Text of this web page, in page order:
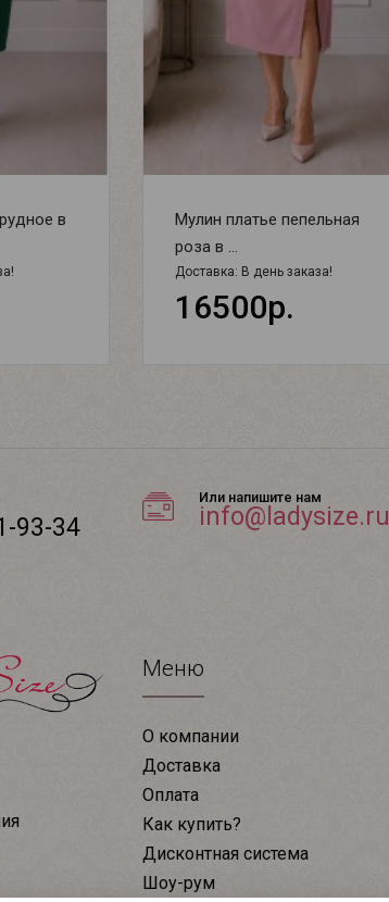
в
Мулин платье пепельная
роза в ...
Доставка: В день заказа!
16500р.
93-34
Или напишите нам
info@ladysize.ru
Меню
О компании
Доставка
Оплата
Как купить?
Дисконтная система
Шоу-рум